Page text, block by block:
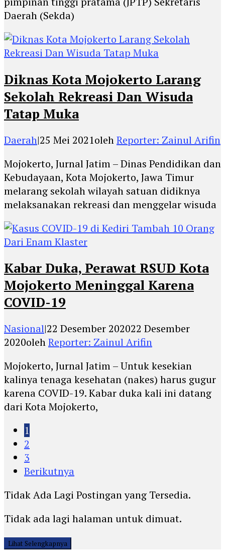
Daerah (Sekda)
Diknas Kota Mojokerto Larang
Sekolah Rekreasi Dan Wisuda
Tatap Muka
Daerah|25 Mei 2021olehReporter: Zainul Arifin
Mojokerto, Jurnal Jatim – Dinas Pendidikan dan
Kebudayaan, Kota Mojokerto, Jawa Timur
melarang sekolah wilayah satuan didiknya
melaksanakan rekreasi dan menggelar wisuda
Kabar Duka, Perawat RSUD Kota
Mojokerto Meninggal Karena
COVID-19
Nasional|22 Desember 202022 Desember
2020olehReporter: Zainul Arifin
Mojokerto, Jurnal Jatim – Untuk kesekian
kalinya tenaga kesehatan (nakes) harus gugur
karena COVID-19. Kabar duka kali ini datang
dari Kota Mojokerto,
1
2
3
Berikutnya
Tidak Ada Lagi Postingan yang Tersedia.
Tidak ada lagi halaman untuk dimuat.
Lihat Selengkapnya